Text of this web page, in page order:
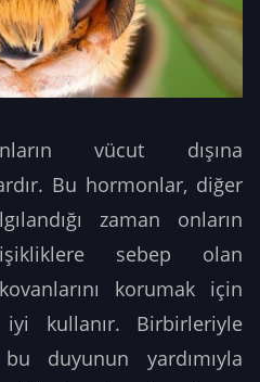
vücut dışına
Bu hormonlar, diğer
zaman onların
sebep olan
korumak için
kullanır. Birbirleriyle
duyunun yardımıyla